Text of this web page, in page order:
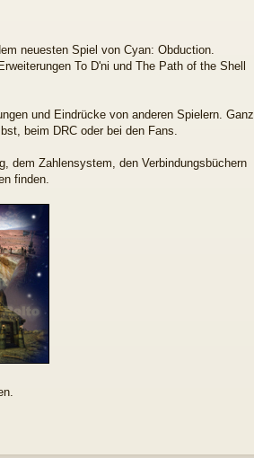
neuesten Spiel von Cyan: Obduction.
To D'ni und The Path of the Shell
und Eindrücke von anderen Spielern. Ganz
beim DRC oder bei den Fans.
dem Zahlensystem, den Verbindungsbüchern
finden.